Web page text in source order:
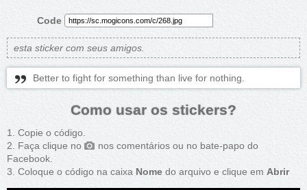
Code
esta sticker com seus amigos.
Better to fight for something than live for nothing.
Como usar os stickers?
Copie o código.
Faça clique no
nos comentários ou no bate-papo do
Facebook.
Coloque o código na caixa Nome do arquivo e clique em Abrir